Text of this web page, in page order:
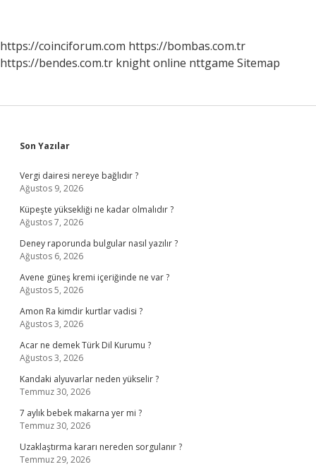
https://coinciforum.com https://bombas.com.tr
https://bendes.com.tr knight online nttgame Sitemap
Sidebar
Son Yazılar
Vergi dairesi nereye bağlıdır ?
Ağustos 9, 2026
Küpeşte yüksekliği ne kadar olmalıdır ?
Ağustos 7, 2026
Deney raporunda bulgular nasıl yazılır ?
Ağustos 6, 2026
Avene güneş kremi içeriğinde ne var ?
Ağustos 5, 2026
Amon Ra kimdir kurtlar vadisi ?
Ağustos 3, 2026
Acar ne demek Türk Dil Kurumu ?
Ağustos 3, 2026
Kandaki alyuvarlar neden yükselir ?
Temmuz 30, 2026
7 aylık bebek makarna yer mi ?
Temmuz 30, 2026
Uzaklaştırma kararı nereden sorgulanır ?
Temmuz 29, 2026